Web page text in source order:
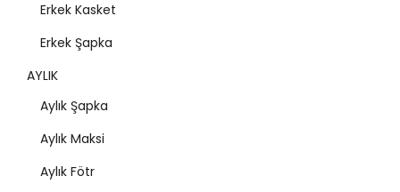
Erkek Kasket
Erkek Şapka
AYLIK
Aylık Şapka
Aylık Maksi
Aylık Fötr